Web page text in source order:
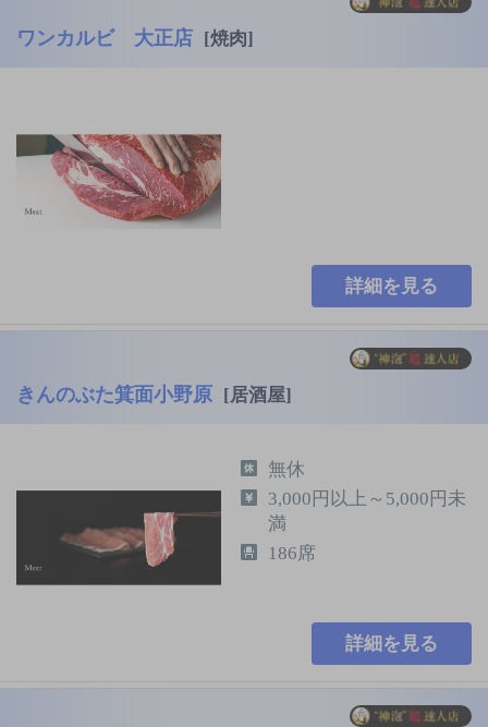
ワンカルビ 大正店 [焼肉]
詳細を見る
きんのぶた箕面小野原 [居酒屋]
無休
3,000円以上～5,000円未
満
186席
詳細を見る